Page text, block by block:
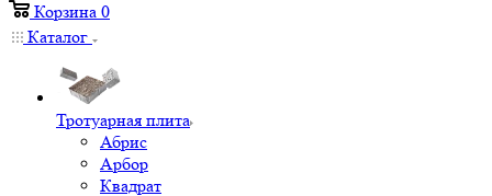
Корзина 0
Каталог
Тротуарная плита
Абрис
Арбор
Квадрат